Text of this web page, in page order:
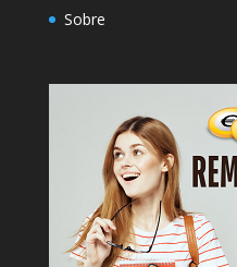
Sobre